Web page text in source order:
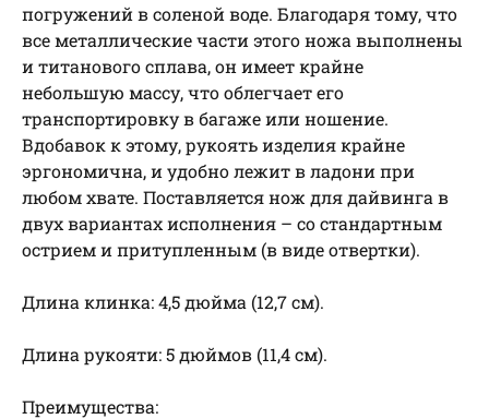
погружений в соленой воде. Благодаря тому, что
все металлические части этого ножа выполнены
и титанового сплава, он имеет крайне
небольшую массу, что облегчает его
транспортировку в багаже или ношение.
Вдобавок к этому, рукоять изделия крайне
эргономична, и удобно лежит в ладони при
любом хвате. Поставляется нож для дайвинга в
двух вариантах исполнения – со стандартным
острием и притупленным (в виде отвертки).
Длина клинка: 4,5 дюйма (12,7 см).
Длина рукояти: 5 дюймов (11,4 см).
Преимущества: